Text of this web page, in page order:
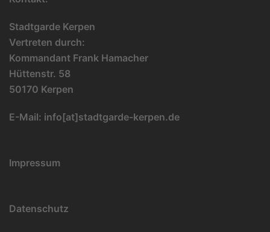
Stadtgarde Kerpen
Vertreten durch:
Kommandant Frank Hamacher
Hüttenstr. 58
50170 Kerpen
E-Mail: info[at]stadtgarde-kerpen.de
Impressum
Datenschutz